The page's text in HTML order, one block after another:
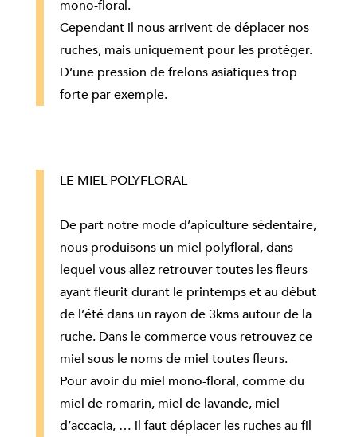
mono-floral.
Cependant il nous arrivent de déplacer nos
ruches, mais uniquement pour les protéger.
D’une pression de frelons asiatiques trop
forte par exemple.
LE MIEL POLYFLORAL
De part notre mode d’apiculture sédentaire,
nous produisons un miel polyfloral, dans
lequel vous allez retrouver toutes les fleurs
ayant fleurit durant le printemps et au début
de l’été dans un rayon de 3kms autour de la
ruche. Dans le commerce vous retrouvez ce
miel sous le noms de miel toutes fleurs.
Pour avoir du miel mono-floral, comme du
miel de romarin, miel de lavande, miel
d’accacia, … il faut déplacer les ruches au fil